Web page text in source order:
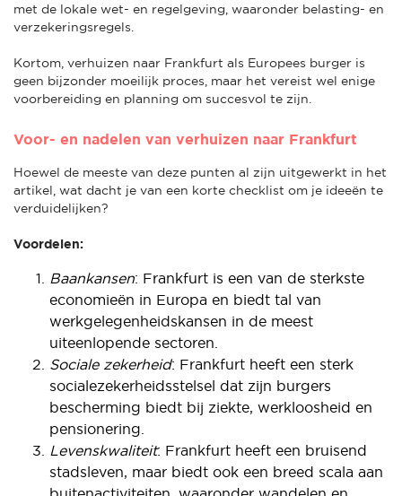
met de lokale wet- en regelgeving, waaronder belasting- en
verzekeringsregels.
Kortom, verhuizen naar Frankfurt als Europees burger is
geen bijzonder moeilijk proces, maar het vereist wel enige
voorbereiding en planning om succesvol te zijn.
Voor- en nadelen van verhuizen naar Frankfurt
Hoewel de meeste van deze punten al zijn uitgewerkt in het
artikel, wat dacht je van een korte checklist om je ideeën te
verduidelijken?
Voordelen:
Baankansen: Frankfurt is een van de sterkste
economieën in Europa en biedt tal van
werkgelegenheidskansen in de meest
uiteenlopende sectoren.
Sociale zekerheid: Frankfurt heeft een sterk
socialezekerheidsstelsel dat zijn burgers
bescherming biedt bij ziekte, werkloosheid en
pensionering.
Levenskwaliteit: Frankfurt heeft een bruisend
stadsleven, maar biedt ook een breed scala aan